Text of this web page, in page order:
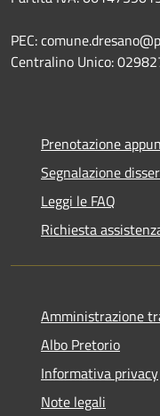
PEC:
Centralino Unico:
Prenotazione
Segnalazione
Leggi le FAQ
Richiesta
Amministrazione
Albo Pretorio
Informativa privacy
Note legali